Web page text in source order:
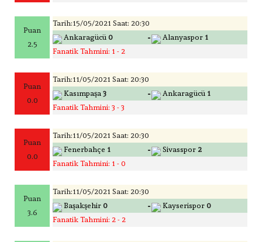
Puan
2.5
Tarih:15/05/2021 Saat: 20:30
Ankaragücü 0 - Alanyaspor 1
Fanatik Tahmini: 1 - 2
Puan
0.0
Tarih:11/05/2021 Saat: 20:30
Kasımpaşa 3 - Ankaragücü 1
Fanatik Tahmini: 3 - 3
Puan
0.0
Tarih:11/05/2021 Saat: 20:30
Fenerbahçe 1 - Sivasspor 2
Fanatik Tahmini: 1 - 0
Puan
3.6
Tarih:11/05/2021 Saat: 20:30
Başakşehir 0 - Kayserispor 0
Fanatik Tahmini: 2 - 2